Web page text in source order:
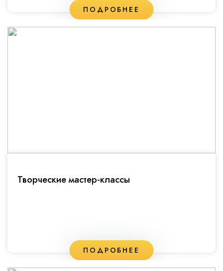
ПОДРОБНЕЕ
Творческие мастер-классы
ПОДРОБНЕЕ